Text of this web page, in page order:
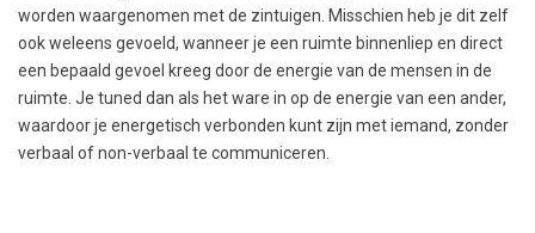
worden waargenomen met de zintuigen. Misschien heb je dit zelf
ook weleens gevoeld, wanneer je een ruimte binnenliep en direct
een bepaald gevoel kreeg door de energie van de mensen in de
ruimte. Je tuned dan als het ware in op de energie van een ander,
waardoor je energetisch verbonden kunt zijn met iemand, zonder
verbaal of non-verbaal te communiceren.